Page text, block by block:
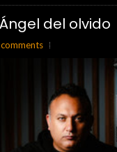
del olvido